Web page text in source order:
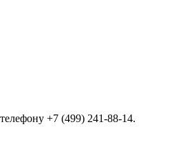
+7 (499) 241-88-14.